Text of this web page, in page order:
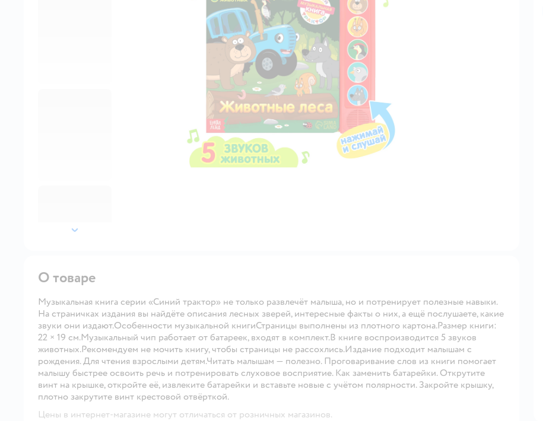
далее
О товаре
Музыкальная книга серии «Синий трактор» не только развлечёт малыша, но и потренирует полезные навыки.
На страничках издания вы найдёте описания лесных зверей, интересные факты о них, а ещё послушаете, какие
звуки они издают.Особенности музыкальной книгиСтраницы выполнены из плотного картона.Размер книги:
22 × 19 см.Музыкальный чип работает от батареек, входят в комплект.В книге воспроизводится 5 звуков
животных.Рекомендуем не мочить книгу, чтобы страницы не рассохлись.Издание подходит малышам с
рождения. Для чтения взрослыми детям.Читать малышам — полезно. Проговаривание слов из книги помогает
малышу быстрее освоить речь и потренировать слуховое восприятие. Как заменить батарейки. Открутите
винт на крышке, откройте её, извлеките батарейки и вставьте новые с учётом полярности. Закройте крышку,
плотно закрутите винт крестовой отвёрткой.
Цены в интернет-магазине могут отличаться от розничных магазинов.